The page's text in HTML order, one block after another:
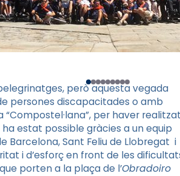
però aquesta vegada
persones discapacitades o amb
per haver realitzat
estat possible gràcies a un equip
Barcelona, Sant Feliu de Llobregat i
i d’esforç en front de les
porten a la plaça de l’Obradoiro